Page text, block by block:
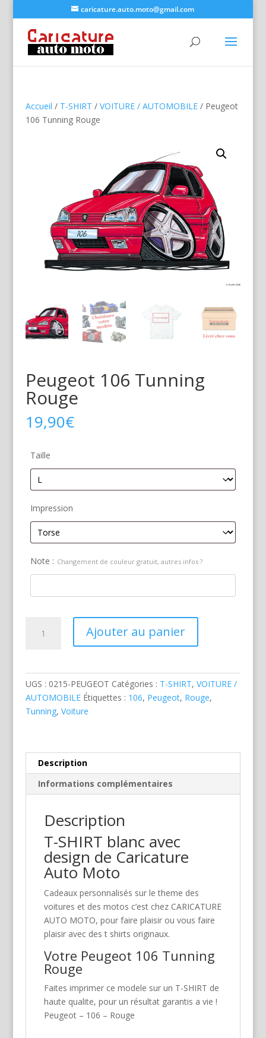
caricature.auto.moto@gmail.com
Accueil / T-SHIRT / VOITURE / AUTOMOBILE/ Peugeot
106 Tunning Rouge
Peugeot 106 Tunning
Rouge
19,90€
Taille
Impression
Note : Changement de couleur gratuit, autres infos ?
Ajouter au panier
UGS : 0215-PEUGEOT Catégories : T-SHIRT, VOITURE /
AUTOMOBILE Étiquettes : 106, Peugeot, Rouge,
Tunning, Voiture
Description
Informations complémentaires
Description
T-SHIRT blanc avec
design de Caricature
Auto Moto
Cadeaux personnalisés sur le theme des
voitures et des motos c’est chez CARICATURE
AUTO MOTO, pour faire plaisir ou vous faire
plaisir avec des t shirts originaux.
Votre Peugeot 106 Tunning
Rouge
Faites imprimer ce modele sur un T-SHIRT de
haute qualite, pour un résultat garantis a vie !
Peugeot – 106 – Rouge